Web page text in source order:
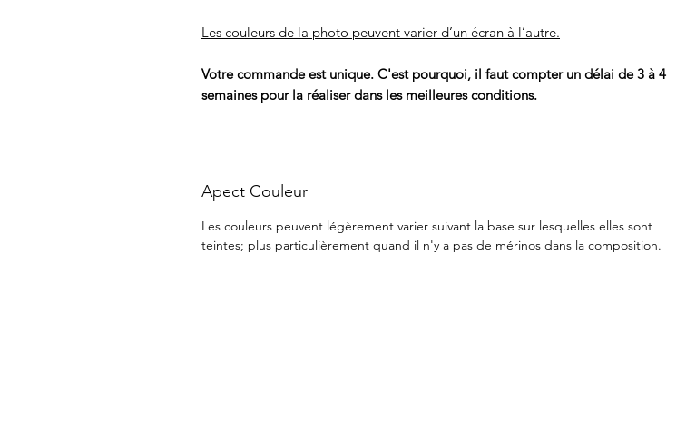
Les couleurs de la photo peuvent varier d’un écran à l’autre.
Votre commande est unique. C'est pourquoi, il faut compter un délai de 3 à 4
semaines pour la réaliser dans les meilleures conditions.
Apect Couleur
Les couleurs peuvent légèrement varier suivant la base sur lesquelles elles sont
teintes; plus particulièrement quand il n'y a pas de mérinos dans la composition.